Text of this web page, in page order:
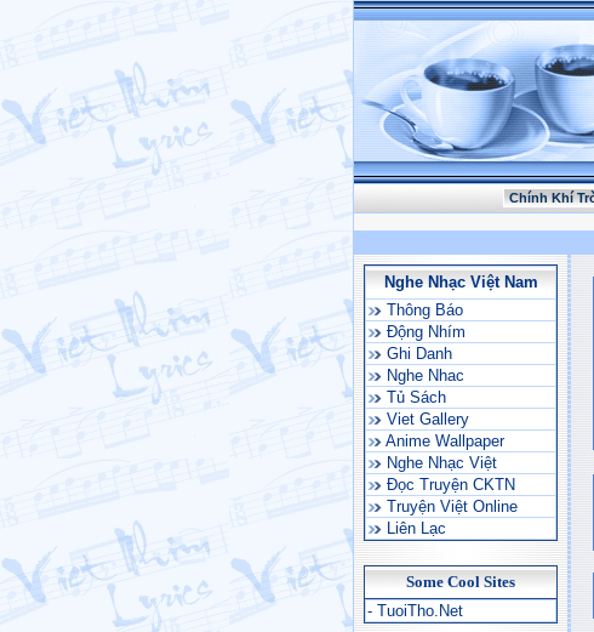
Chính Khí
Nghe Nhạc Việt Nam
Thông Báo
Động Nhím
Ghi Danh
Nghe Nhac
Tủ Sách
Viet Gallery
Anime Wallpaper
Nghe Nhạc Việt
Đọc Truyện CKTN
Truyện Việt Online
Liên Lạc
Some Cool Sites
- TuoiTho.Net